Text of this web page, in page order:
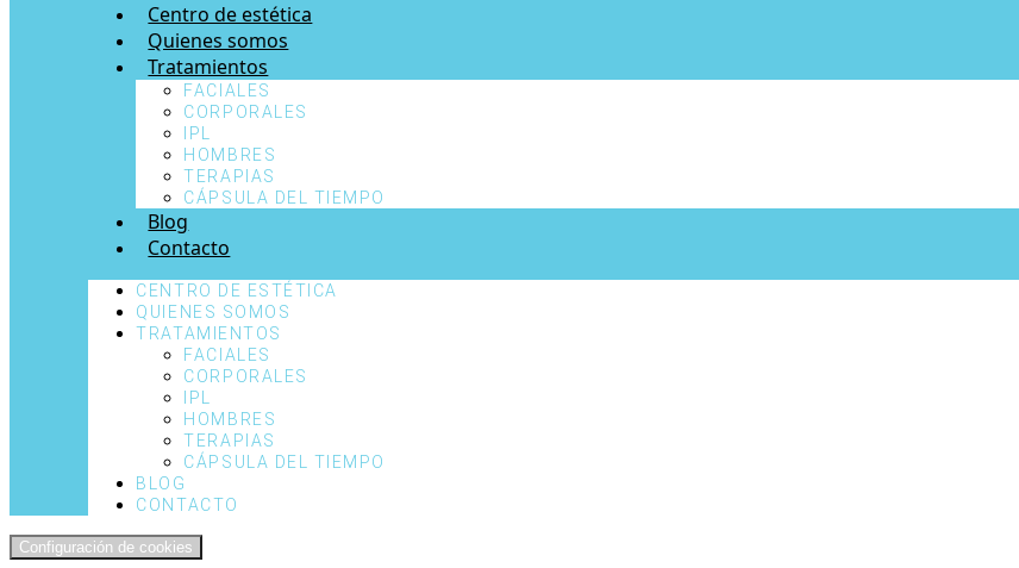
Centro de estética
Quienes somos
Tratamientos
FACIALES
CORPORALES
IPL
HOMBRES
TERAPIAS
CÁPSULA DEL TIEMPO
Blog
Contacto
CENTRO DE ESTÉTICA
QUIENES SOMOS
TRATAMIENTOS
FACIALES
CORPORALES
IPL
HOMBRES
TERAPIAS
CÁPSULA DEL TIEMPO
BLOG
CONTACTO
Configuración de cookies